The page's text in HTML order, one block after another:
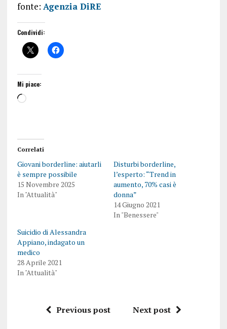
fonte: Agenzia DiRE
Condividi:
Mi piace:
Correlati
Giovani borderline: aiutarli
è sempre possibile
15 Novembre 2025
In "Attualità"
Disturbi borderline,
l’esperto: “Trend in
aumento, 70% casi è
donna”
14 Giugno 2021
In "Benessere"
Suicidio di Alessandra
Appiano, indagato un
medico
28 Aprile 2021
In "Attualità"
Previous post Next post